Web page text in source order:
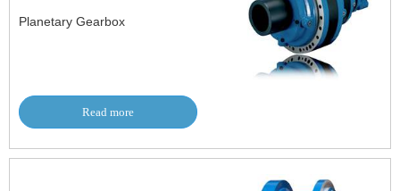
Planetary Gearbox
Read more